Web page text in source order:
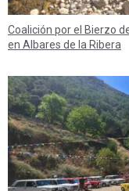
Coalición por el Bierzo
en Albares de la Ribera